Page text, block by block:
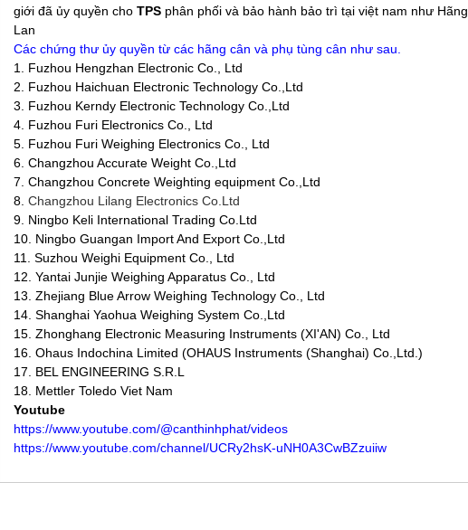
giới đã ủy quyền cho TPS phân phối và bảo hành bảo trì tại việt nam như Hãng
Lan
Các chứng thư ủy quyền từ các hãng cân và phụ tùng cân như sau.
1. Fuzhou Hengzhan Electronic Co., Ltd
2. Fuzhou Haichuan Electronic Technology Co.,Ltd
3. Fuzhou Kerndy Electronic Technology Co.,Ltd
4. Fuzhou Furi Electronics Co., Ltd
5. Fuzhou Furi Weighing Electronics Co., Ltd
6. Changzhou Accurate Weight Co.,Ltd
7. Changzhou Concrete Weighting equipment Co.,Ltd
8. Changzhou Lilang Electronics Co.Ltd
9. Ningbo Keli International Trading Co.Ltd
10. Ningbo Guangan Import And Export Co.,Ltd
11. Suzhou Weighi Equipment Co., Ltd
12. Yantai Junjie Weighing Apparatus Co., Ltd
13. Zhejiang Blue Arrow Weighing Technology Co., Ltd
14. Shanghai Yaohua Weighing System Co.,Ltd
15. Zhonghang Electronic Measuring Instruments (XI'AN) Co., Ltd
16. Ohaus Indochina Limited (OHAUS Instruments (Shanghai) Co.,Ltd.)
17. BEL ENGINEERING S.R.L
18. Mettler Toledo Viet Nam
Youtube
https://www.youtube.com/@canthinhphat/videos
https://www.youtube.com/channel/UCRy2hsK-uNH0A3CwBZzuiiw